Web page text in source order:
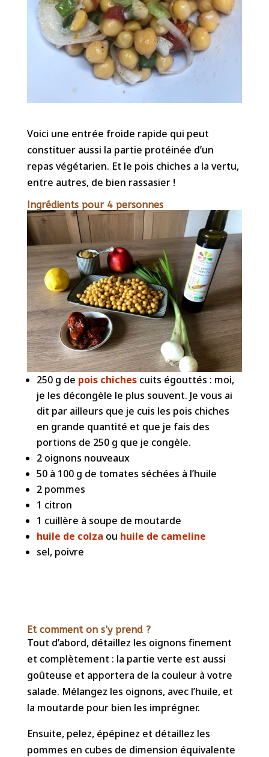
Voici une entrée froide rapide qui peut
constituer aussi la partie protéinée d’un
repas végétarien. Et le pois chiches a la vertu,
entre autres, de bien rassasier !
Ingrédients pour 4 personnes
250 g de pois chichescuits égouttés : moi,
je les décongèle le plus souvent. Je vous ai
dit par ailleurs que je cuis les pois chiches
en grande quantité et que je fais des
portions de 250 g que je congèle.
2 oignons nouveaux
50 à 100 g de tomates séchées à l’huile
2 pommes
1 citron
1 cuillère à soupe de moutarde
huile de colza ou huile de cameline
sel, poivre
Et comment on s’y prend ?
Tout d’abord, détaillez les oignons finement
et complètement : la partie verte est aussi
goûteuse et apportera de la couleur à votre
salade. Mélangez les oignons, avec l’huile, et
la moutarde pour bien les imprégner.
Ensuite, pelez, épépinez et détaillez les
pommes en cubes de dimension équivalente